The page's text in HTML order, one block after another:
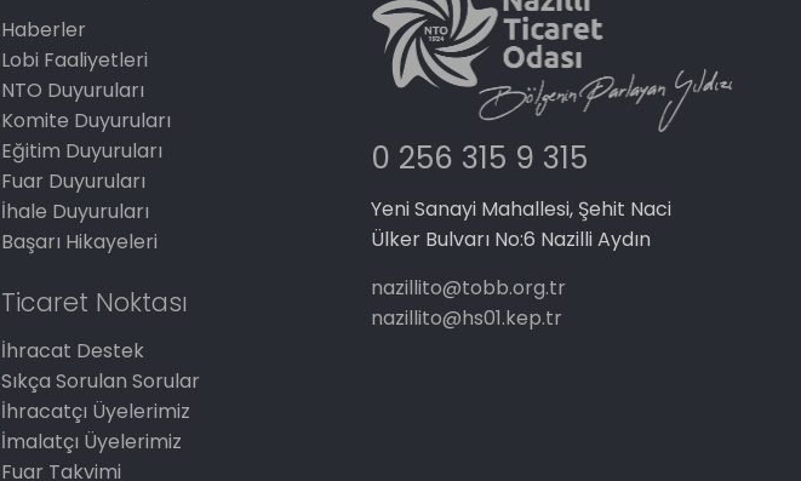
Haberler
Lobi Faaliyetleri
NTO Duyuruları
Komite Duyuruları
Eğitim Duyuruları
Fuar Duyuruları
İhale Duyuruları
Başarı Hikayeleri
Ticaret Noktası
İhracat Destek
Sıkça Sorulan Sorular
İhracatçı Üyelerimiz
İmalatçı Üyelerimiz
Fuar Takvimi
0 256 315 9 315
Yeni Sanayi Mahallesi, Şehit Naci
Ülker Bulvarı No:6 Nazilli Aydın
nazillito@tobb.org.tr
nazillito@hs01.kep.tr